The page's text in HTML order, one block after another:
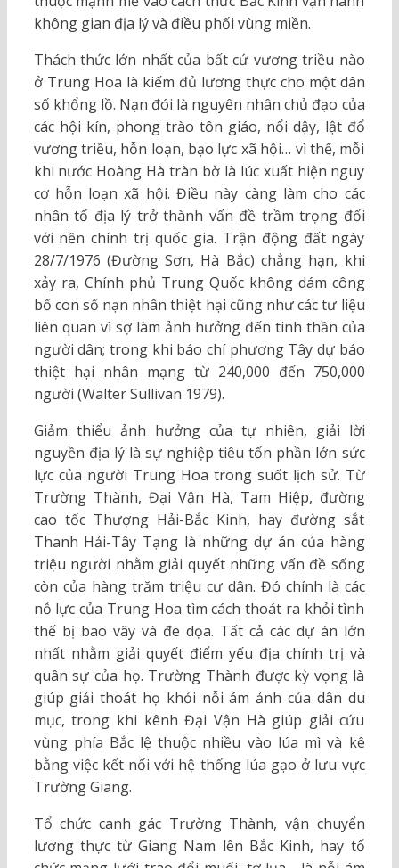
không gian địa lý và điều phối vùng miền.
Thách thức lớn nhất của bất cứ vương triều nào
ở Trung Hoa là kiếm đủ lương thực cho một dân
số khổng lồ. Nạn đói là nguyên nhân chủ đạo của
các hội kín, phong trào tôn giáo, nổi dậy, lật đổ
vương triều, hỗn loạn, bạo lực xã hội… vì thế, mỗi
khi nước Hoàng Hà tràn bờ là lúc xuất hiện nguy
cơ hỗn loạn xã hội. Điều này càng làm cho các
nhân tố địa lý trở thành vấn đề trầm trọng đối
với nền chính trị quốc gia. Trận động đất ngày
28/7/1976 (Đường Sơn, Hà Bắc) chẳng hạn, khi
xảy ra, Chính phủ Trung Quốc không dám công
bố con số nạn nhân thiệt hại cũng như các tư liệu
liên quan vì sợ làm ảnh hưởng đến tinh thần của
người dân; trong khi báo chí phương Tây dự báo
thiệt hại nhân mạng từ 240,000 đến 750,000
người (Walter Sullivan 1979).
Giảm thiểu ảnh hưởng của tự nhiên, giải lời
nguyền địa lý là sự nghiệp tiêu tốn phần lớn sức
lực của người Trung Hoa trong suốt lịch sử. Từ
Trường Thành, Đại Vận Hà, Tam Hiệp, đường
cao tốc Thượng Hải-Bắc Kinh, hay đường sắt
Thanh Hải-Tây Tạng là những dự án của hàng
triệu người nhằm giải quyết những vấn đề sống
còn của hàng trăm triệu cư dân. Đó chính là các
nỗ lực của Trung Hoa tìm cách thoát ra khỏi tình
thế bị bao vây và đe dọa. Tất cả các dự án lớn
nhất nhằm giải quyết điểm yếu địa chính trị và
quân sự của họ. Trường Thành được kỳ vọng là
giúp giải thoát họ khỏi nỗi ám ảnh của dân du
mục, trong khi kênh Đại Vận Hà giúp giải cứu
vùng phía Bắc lệ thuộc nhiều vào lúa mì và kê
bằng việc kết nối với hệ thống lúa gạo ở lưu vực
Trường Giang.
Tổ chức canh gác Trường Thành, vận chuyển
lương thực từ Giang Nam lên Bắc Kinh, hay tổ